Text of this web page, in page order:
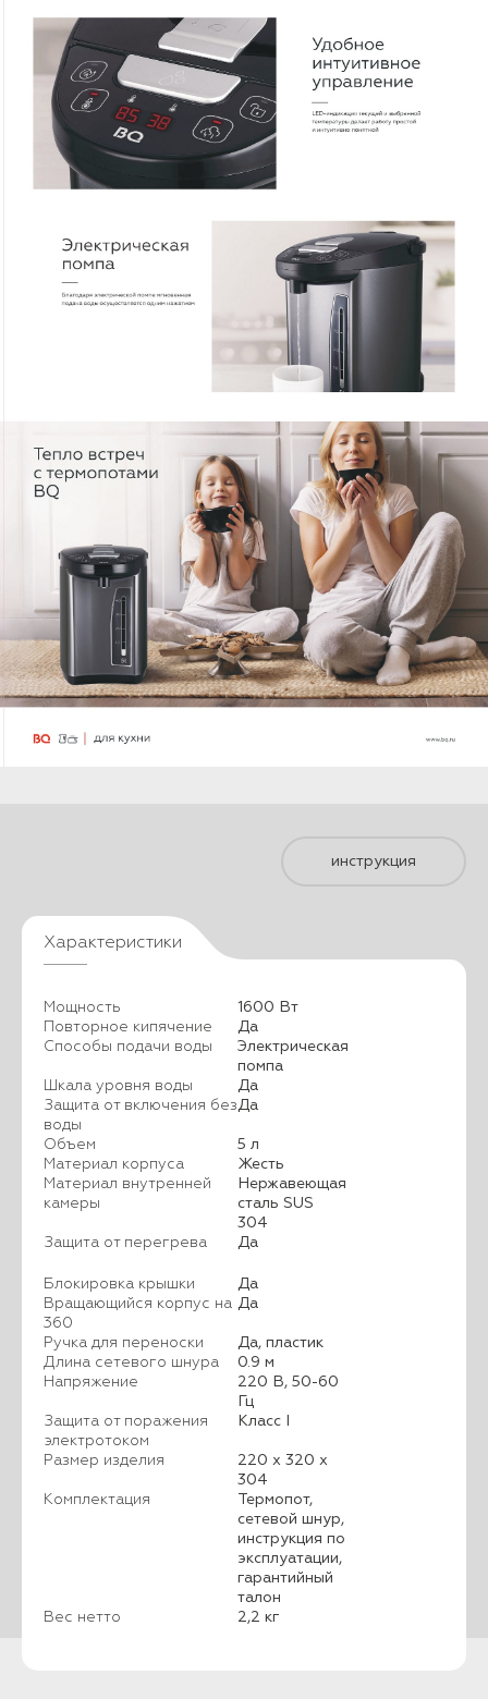
инструкция
Характеристики
Мощность
1600 Вт
Повторное кипячение
Да
Способы подачи воды
Электрическая
помпа
Шкала уровня воды
Да
Защита от включения без
воды
Да
Объем
5 л
Материал корпуса
Жесть
Материал внутренней
камеры
Нержавеющая
сталь SUS
304
Защита от перегрева
Да
Блокировка крышки
Да
Вращающийся корпус на
360
Да
Ручка для переноски
Да, пластик
Длина сетевого шнура
0.9 м
Напряжение
220 В, 50-60
Гц
Защита от поражения
электротоком
Класс I
Размер изделия
220 x 320 x
304
Комплектация
Термопот,
сетевой шнур,
инструкция по
эксплуатации,
гарантийный
талон
Вес нетто
2,2 кг